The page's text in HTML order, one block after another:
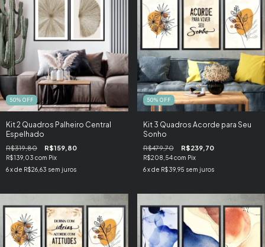
50% OFF
Kit 2 Quadros Palheiro Central
Espelhado
R$319,80 R$159,80
R$139,03 com Pix
6x de R$26,63 sem juros
50% OFF
Kit 3 Quadros Acorde para Seu
Sonho
R$479,70 R$239,70
R$208,54com Pix
6 x de R$39,95 sem juros